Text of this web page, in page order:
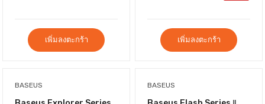
เพิ่มลงตะกร้า เพิ่มลงตะกร้า
BASEUS BASEUS